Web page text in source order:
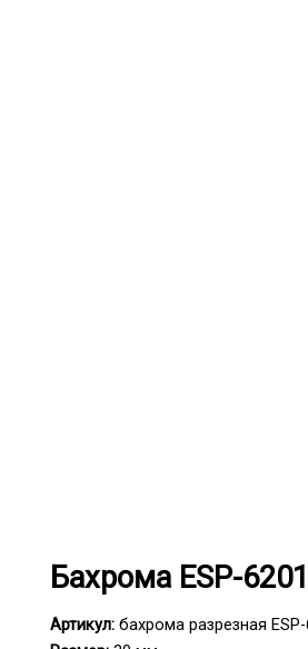
Бахрома ESP-
Артикул: бахрома разрезная